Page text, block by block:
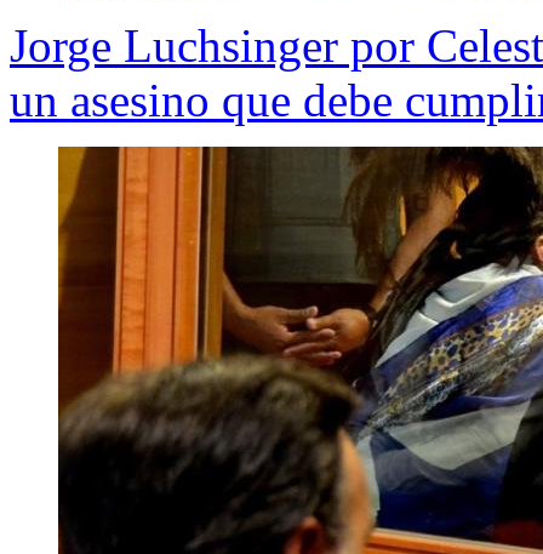
Jorge Luchsinger por
un asesino que debe